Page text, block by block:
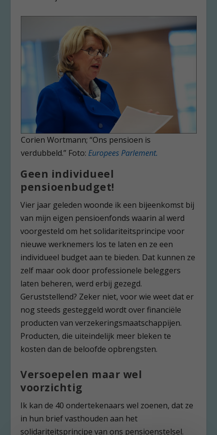
Corien Wortmann; “Ons pensioen is
verdubbeld.” Foto: Europees Parlement.
Geen individueel
pensioenbudget!
Vier jaar geleden woonde ik een bijeenkomst bij
van mijn eigen pensioenfonds waarin al werd
voorgesteld om het solidariteitsprincipe voor
nieuwe werknemers los te laten en ze een
individueel budget aan te bieden. Dat kunnen ze
zelf maar ook door professionele beleggers
laten beheren, werd erbij gezegd.
Geruststellend? Zeker niet, voor wie weet dat er
nog steeds gesteggeld wordt over financiële
producten van verzekeringsmaatschappijen.
Producten, die uiteindelijk meer bleken te
kosten dan de beloofde opbrengsten.
Versoepelen maar wel
voorzichtig
Ik kan de 40 ondertekenaars wel zoenen, dat ze
in hun brief vasthouden aan het
solidariteitsprincipe van ons pensioenstelsel.